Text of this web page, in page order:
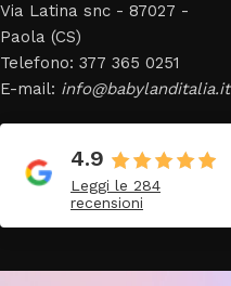
Via Latina snc - 87027 -
Paola (CS)
Telefono: 377 365 0251
E-mail: info@babylanditalia.it
4.9
Leggi le 284
recensioni